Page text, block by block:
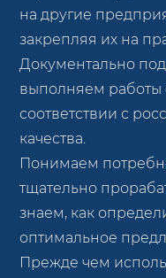
на другие
закрепляя их на
Документально
выполняем работы
соответствии с
качества.
Понимаем
тщательно
знаем, как
оптимальное
Прежде чем